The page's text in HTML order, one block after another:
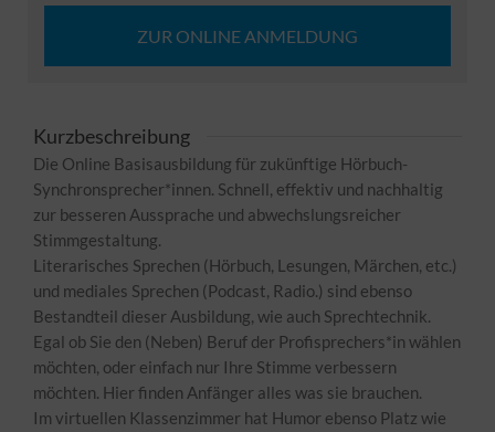
ZUR ONLINE ANMELDUNG
Kurzbeschreibung
Die Online Basisausbildung für zukünftige Hörbuch-
Synchronsprecher*innen. Schnell, effektiv und nachhaltig
zur besseren Aussprache und abwechslungsreicher
Stimmgestaltung.
Literarisches Sprechen (Hörbuch, Lesungen, Märchen, etc.)
und mediales Sprechen (Podcast, Radio.) sind ebenso
Bestandteil dieser Ausbildung, wie auch Sprechtechnik.
Egal ob Sie den (Neben) Beruf der Profisprechers*in wählen
möchten, oder einfach nur Ihre Stimme verbessern
möchten. Hier finden Anfänger alles was sie brauchen.
Im virtuellen Klassenzimmer hat Humor ebenso Platz wie